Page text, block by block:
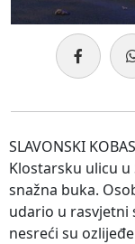
SLAVONSKI
Klostarsku ulicu
snažna buka.
udario u rasvjetni
nesreći su